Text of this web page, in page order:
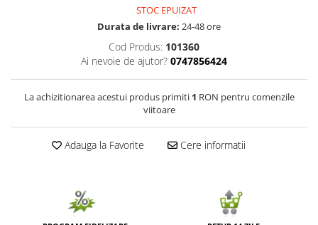
STOC EPUIZAT
Durata de livrare: 24-48 ore
Cod Produs: 101360
Ai nevoie de ajutor? 0747856424
La achizitionarea acestui produs primiti 1 RON pentru comenzile
viitoare
Adauga la Favorite Cere informatii